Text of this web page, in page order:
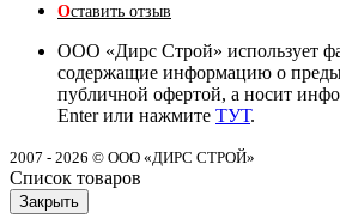
Оставить отзыв
ООО «Дирс Строй» использует
содержащие информацию о
публичной офертой, а носит
Enter или нажмите ТУТ.
2007 - 2026 © ООО «ДИРС СТРОЙ»
Список товаров
Закрыть